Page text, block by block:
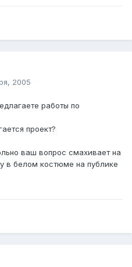
2005
работы по
проект?
ваш вопрос смахивает на
в белом костюме на публике